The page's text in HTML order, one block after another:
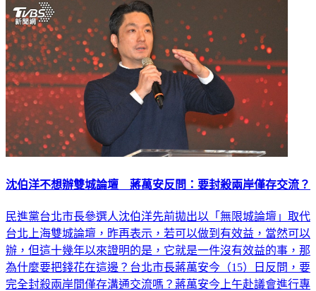
沈伯洋不想辦雙城論壇 蔣萬安反問：要封殺兩岸僅存交流？
民進黨台北市長參選人沈伯洋先前拋出以「無限城論壇」取代
台北上海雙城論壇，昨再表示，若可以做到有效益，當然可以
辦，但這十幾年以來證明的是，它就是一件沒有效益的事，那
為什麼要把錢花在這邊？台北市長蔣萬安今（15）日反問，要
完全封殺兩岸間僅存溝通交流嗎？蔣萬安今上午赴議會進行專